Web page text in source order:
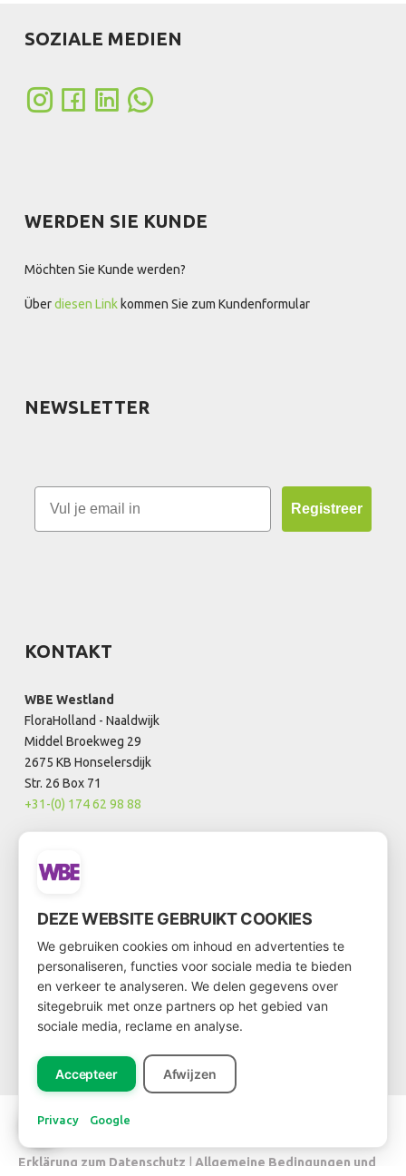
SOZIALE MEDIEN
WERDEN SIE KUNDE
Möchten Sie Kunde werden?
Überdiesen Link kommen Sie zum Kundenformular
NEWSLETTER
Registreer
KONTAKT
WBE Westland
FloraHolland - Naaldwijk
Middel Broekweg 29
2675 KB Honselersdijk
Str. 26 Box 71
+31-(0) 174 62 98 88
WBE Rijnsburg
Laan van Verhof 3
Box D0.21
+31-(0)71 202 0021
Copyright © 2026 WBE
Erklärung zum Datenschutz
Allgemeine Bedingungen und
DEZE WEBSITE GEBRUIKT COOKIES
We gebruiken cookies om inhoud en advertenties te
personaliseren, functies voor sociale media te bieden
en verkeer te analyseren. We delen gegevens over
sitegebruik met onze partners op het gebied van
sociale media, reclame en analyse.
Accepteer Afwijzen
Privacy Google